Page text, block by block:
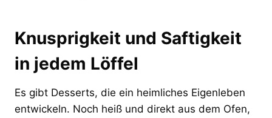
Knusprigkeit und Saftigkeit
in jedem Löffel
Es gibt Desserts, die ein heimliches Eigenleben
entwickeln. Noch heiß und direkt aus dem Ofen,